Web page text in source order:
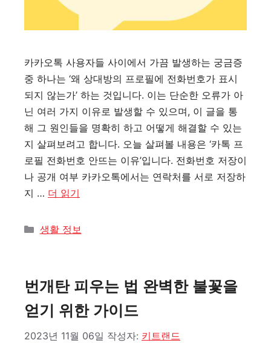
카카오톡 사용자들 사이에서 가끔 발생하는 궁금증
중 하나는 ‘왜 상대방의 프로필에 전화번호가 표시
되지 않는가’ 하는 것입니다. 이는 단순한 오류가 아
닌 여러 가지 이유로 발생할 수 있으며, 이 글을 통
해 그 원인들을 명확히 하고 어떻게 해결할 수 있는
지 살펴보려고 합니다. 오늘 살펴볼 내용은 ‘카톡 프
로필 전화번호 안뜨는 이유’입니다. 전화번호 저장이
나 공개 여부 카카오톡에서는 연락처를 서로 저장하
지 … 더 읽기
카
생활 정보
번개탄 피우는 법 완벽한 불꽃을
얻기 위한 가이드
2023년 11월 06일 작성자: 키트랜드